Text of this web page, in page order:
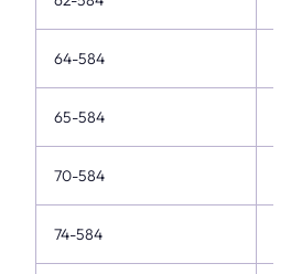
64-584
65-584
70-584
74-584